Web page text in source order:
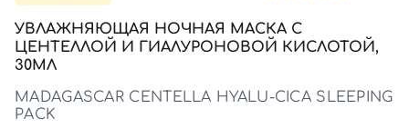
Шея и декольте
Для мужчин
УВЛАЖНЯЮЩАЯ НОЧНАЯ МАСКА С
ЦЕНТЕЛЛОЙ И ГИАЛУРОНОВОЙ КИСЛОТОЙ,
30МЛ
MADAGASCAR CENTELLA HYALU-CICA SLEEPING
PACK